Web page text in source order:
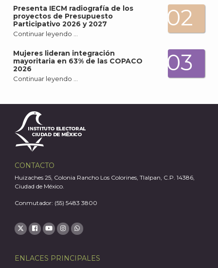
Presenta IECM radiografía de los
proyectos de Presupuesto
Participativo 2026 y 2027
Continuar leyendo …
02
Mujeres lideran integración
mayoritaria en 63% de las COPACO
2026
Continuar leyendo …
03
CONTACTO
Huizaches 25, Colonia Rancho Los Colorines, Tlalpan, C.P. 14386,
Ciudad de México.
Conmutador: (55) 5483 3800
ENLACES PRINCIPALES